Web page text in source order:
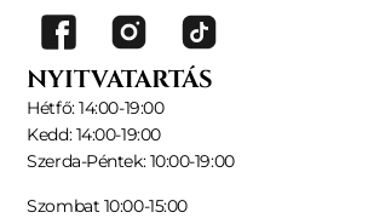
NYITVATARTÁS
Hétfő: 14:00-19:00
Kedd: 14:00-19:00
Szerda-Péntek: 10:00-19:00
Szombat 10:00-15:00